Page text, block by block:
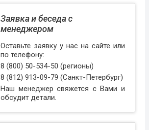
Заявка и беседа с
менеджером
Оставьте заявку у нас на сайте или
по телефону:
8 (800) 50-534-50 (регионы)
8 (812) 913-09-79 (Санкт-Петербург)
Наш менеджер свяжется с Вами и
обсудит детали.